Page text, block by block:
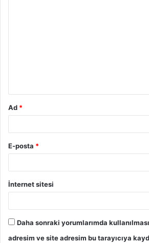
Ad *
E-posta *
İnternet sitesi
Daha sonraki yorumlarımda
adresim ve site adresim bu tarayıcıya